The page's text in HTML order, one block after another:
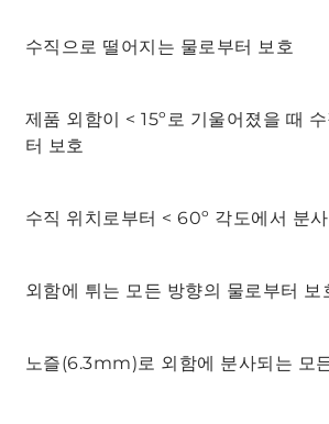
수직으로 떨어지는 물로부터 보호
제품 외함이 < 15º로 기울어졌을 때
터 보호
수직 위치로부터 < 60º 각도에서 분
외함에 튀는 모든 방향의 물로부터 보
노즐(6.3mm)로 외함에 분사되는 모